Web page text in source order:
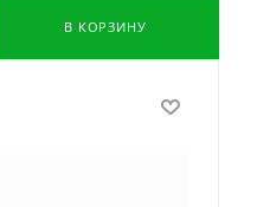
В КОРЗИНУ